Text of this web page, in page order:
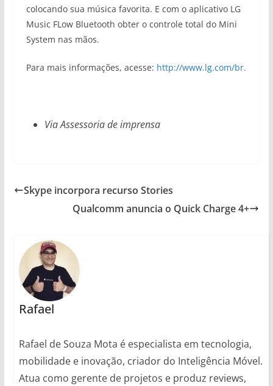
colocando sua música favorita. E com o aplicativo LG
Music FLow Bluetooth obter o controle total do Mini
System nas mãos.
Para mais informações, acesse: http://www.lg.com/br.
Via Assessoria de imprensa
Skype incorpora recurso Stories
Qualcomm anuncia o Quick Charge 4+
Rafael
Rafael de Souza Mota é especialista em tecnologia,
mobilidade e inovação, criador do Inteligência Móvel.
Atua como gerente de projetos e produz reviews,